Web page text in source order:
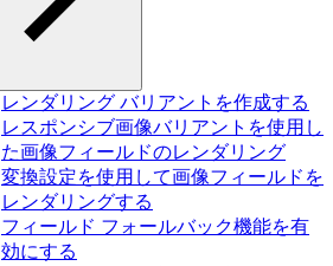
レンダリング バリアントを作成する
レスポンシブ画像バリアントを使用し
た画像フィールドのレンダリング
変換設定を使用して画像フィールドを
レンダリングする
フィールド フォールバック機能を有
効にする